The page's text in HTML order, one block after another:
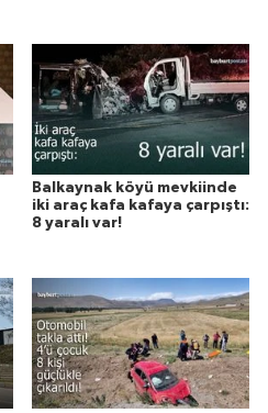
Balkaynak köyü mevkiinde
iki araç kafa kafaya çarpıştı:
8 yaralı var!